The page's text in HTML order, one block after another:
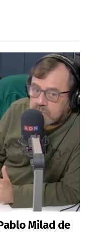
Milad de